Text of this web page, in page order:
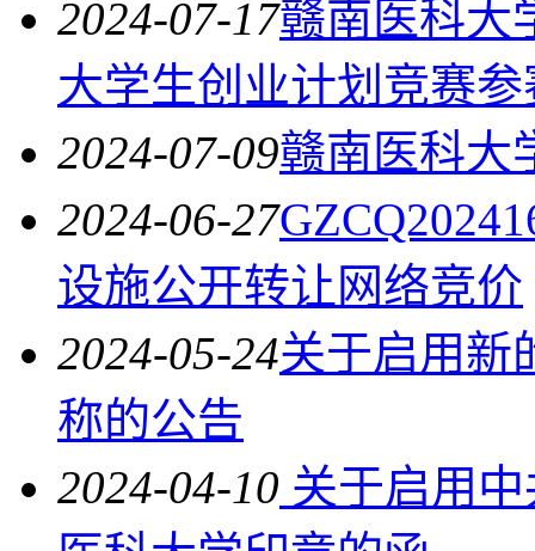
2024-07-17赣南医科大
大学生创业计划竞赛
2024-07-09赣南医科大
2024-06-27
设施公开转让网络竞价
2024-05-24关于启用新
称的公告
2024-04-10 关于启用